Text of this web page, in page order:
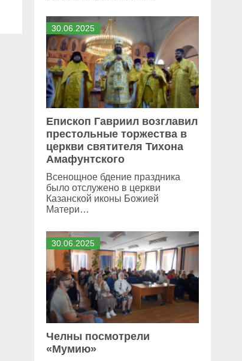
30 06 2025
Епископ Гавриил возглавил
престольные торжества в
церкви святителя Тихона
Амафунтского
Всенощное бдение праздника
было отслужено в церкви
Казанской иконы Божией
Матери…
30 06 2025
Челны посмотрели
«Мумию»